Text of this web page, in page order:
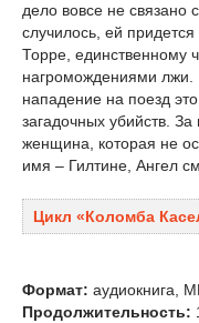
дело вовсе не связано
случилось, ей
Торре, единственному
нагромождениями лжи.
нападение на поезд
загадочных убийств.
женщина, которая не
имя – Гилтине, Ангел
Цикл «Коломба
Формат: аудиокнига,
Продолжительность: